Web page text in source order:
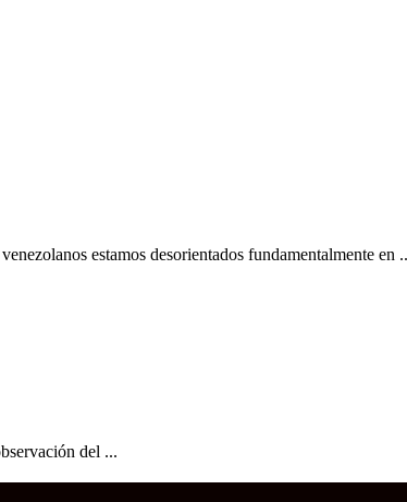
estamos desorientados fundamentalmente en
del ...